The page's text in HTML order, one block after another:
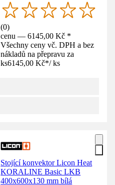
(0)
cenu — 6145,00 Kč *
Všechny ceny vč. DPH a bez
nákladů na přepravu za
ks6145,00 Kč*/ ks
Stojící konvektor Licon Heat
KORALINE Basic LKB
400x600x130 mm bílá